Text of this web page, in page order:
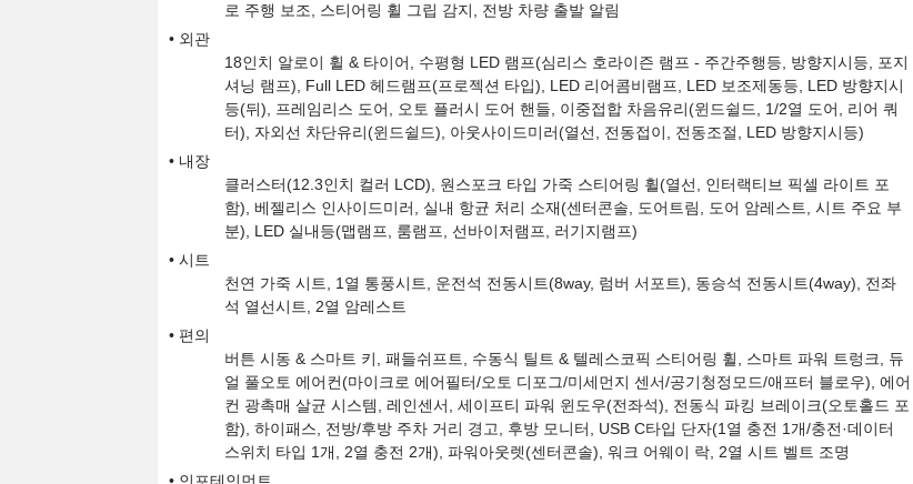
로 주행 보조, 스티어링 휠 그립 감지, 전방 차량 출발 알림
외관
18인치 알로이 휠 & 타이어, 수평형 LED 램프(심리스 호라이즌 램프 - 주간주행등, 방향지시등, 포지
셔닝 램프), Full LED 헤드램프(프로젝션 타입), LED 리어콤비램프, LED 보조제동등, LED 방향지시
등(뒤), 프레임리스 도어, 오토 플러시 도어 핸들, 이중접합 차음유리(윈드쉴드, 1/2열 도어, 리어 쿼
터), 자외선 차단유리(윈드쉴드), 아웃사이드미러(열선, 전동접이, 전동조절, LED 방향지시등)
내장
클러스터(12.3인치 컬러 LCD), 원스포크 타입 가죽 스티어링 휠(열선, 인터랙티브 픽셀 라이트 포
함), 베젤리스 인사이드미러, 실내 항균 처리 소재(센터콘솔, 도어트림, 도어 암레스트, 시트 주요 부
분), LED 실내등(맵램프, 룸램프, 선바이저램프, 러기지램프)
시트
천연 가죽 시트, 1열 통풍시트, 운전석 전동시트(8way, 럼버 서포트), 동승석 전동시트(4way), 전좌
석 열선시트, 2열 암레스트
편의
버튼 시동 & 스마트 키, 패들쉬프트, 수동식 틸트 & 텔레스코픽 스티어링 휠, 스마트 파워 트렁크, 듀
얼 풀오토 에어컨(마이크로 에어필터/오토 디포그/미세먼지 센서/공기청정모드/애프터 블로우), 에어
컨 광촉매 살균 시스템, 레인센서, 세이프티 파워 윈도우(전좌석), 전동식 파킹 브레이크(오토홀드 포
함), 하이패스, 전방/후방 주차 거리 경고, 후방 모니터, USB C타입 단자(1열 충전 1개/충전·데이터
스위치 타입 1개, 2열 충전 2개), 파워아웃렛(센터콘솔), 워크 어웨이 락, 2열 시트 벨트 조명